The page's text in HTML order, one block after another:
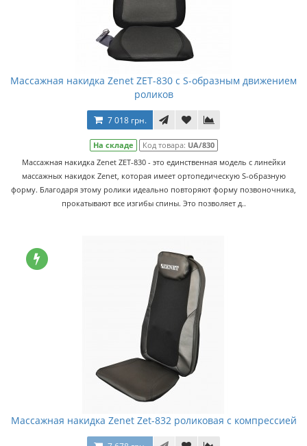
Массажная накидка Zenet ZET-830 c S-образным движением
роликов
7 018 грн.
На складе Код товара: UA/830
Массажная накидка Zenet ZET-830 - это единственная модель с линейки
массажных накидок Zenet, которая имеет ортопедическую S-образную
форму. Благодаря этому ролики идеально повторяют форму позвоночника,
прокатывают все изгибы спины. Это позволяет д..
Массажная накидка Zenet Zet-832 роликовая с компрессией